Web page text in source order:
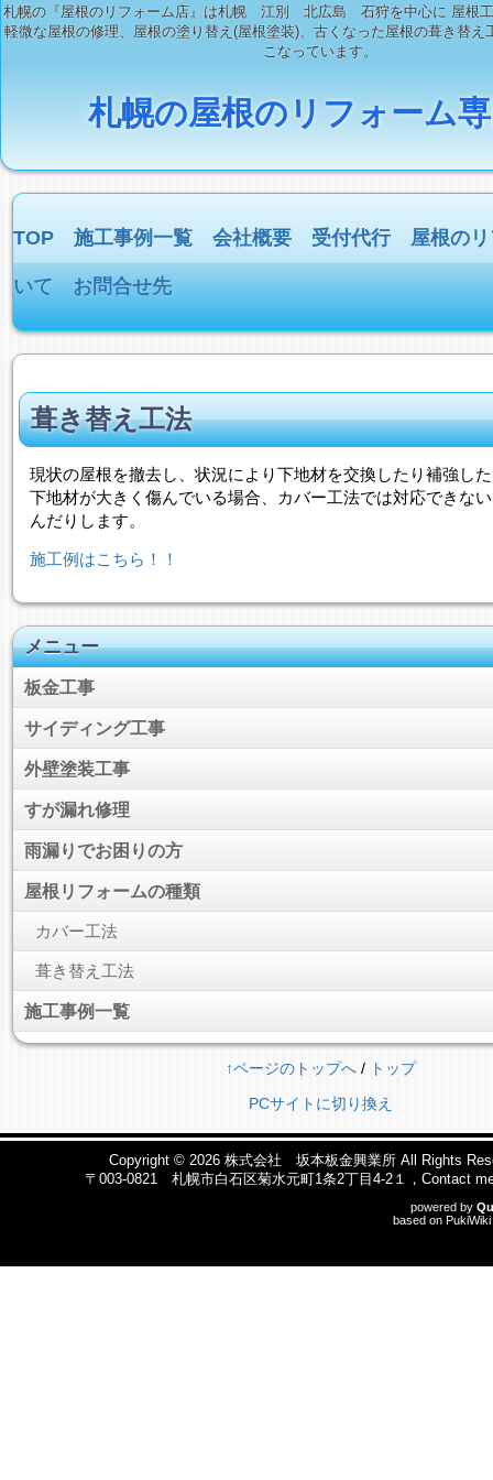
札幌の『屋根のリフォーム店』は札幌 江別 北広島 石狩を中心に 屋根工
軽微な屋根の修理、屋根の塗り替え(屋根塗装)、古くなった屋根の葺き替え
こなっています。
札幌の屋根のリフォーム
TOP 施工事例一覧 会社概要 受付代行 屋根の
いて お問合せ先
葺き替え工法
現状の屋根を撤去し、状況により下地材を交換したり補強し
下地材が大きく傷んでいる場合、カバー工法では対応できな
んだりします。
施工例はこちら！！
メニュー
板金工事
サイディング工事
外壁塗装工事
すが漏れ修理
雨漏りでお困りの方
屋根リフォームの種類
カバー工法
葺き替え工法
施工事例一覧
↑ページのトップへ/ トップ
PCサイトに切り換え
Copyright © 2026 株式会社 坂本板金興業所 All Rights
〒003-0821 札幌市白石区菊水元町1条2丁目4-2１，Contact
powered by
based on PukiWiki